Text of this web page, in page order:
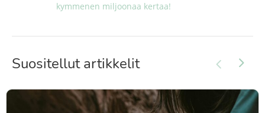
kymmenen miljoonaa kertaa!
Suositellut artikkelit